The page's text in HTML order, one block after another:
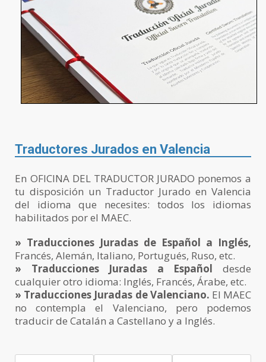
Traductores Jurados en Valencia
En OFICINA DEL TRADUCTOR JURADO ponemos a
tu disposición un Traductor Jurado en Valencia
del idioma que necesites: todos los idiomas
habilitados por el MAEC.
» Traducciones Juradas de Español a Inglés,
Francés, Alemán, Italiano, Portugués, Ruso, etc.
» Traducciones Juradas a Español desde
cualquier otro idioma: Inglés, Francés, Árabe, etc.
» Traducciones Juradas de Valenciano. El MAEC
no contempla el Valenciano, pero podemos
traducir de Catalán a Castellano y a Inglés.